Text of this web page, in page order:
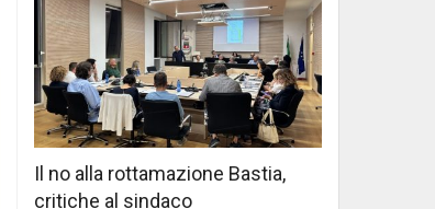
Il no alla rottamazione Bastia,
critiche al sindaco